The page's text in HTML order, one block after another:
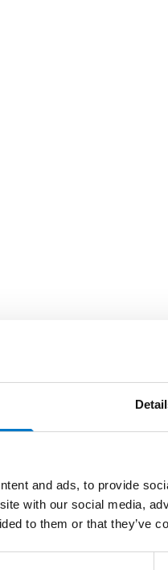
and ads, to provide
with our social media,
to them or that they’ve